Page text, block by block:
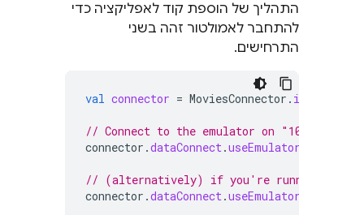
התהליך של הוספת קוד לאפליקציה כדי
להתחבר לאמולטור זהה בשני
התרחישים.
val connector = MoviesConnector . instance
// Connect to the emulator on
connector .dataConnect.useEmulator
// (alternatively) if you're running your
connector .dataConnect.useEmulator